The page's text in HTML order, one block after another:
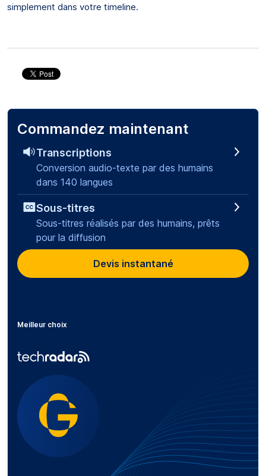
simplement dans votre timeline.
Commandez maintenant
Transcriptions
Conversion audio-texte par des humains
dans 140 langues
Sous-titres
Sous-titres réalisés par des humains, prêts
pour la diffusion
Devis instantané
Meilleur choix